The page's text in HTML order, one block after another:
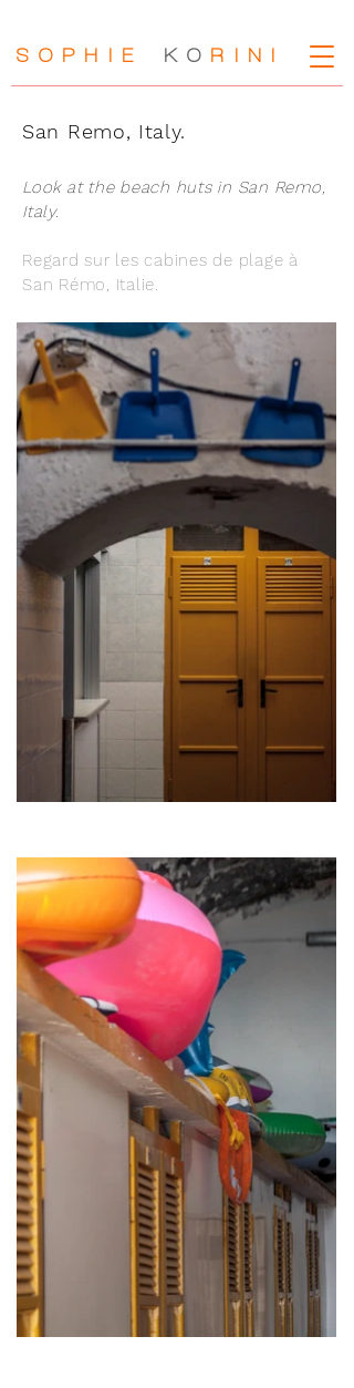
SOPHIE KO RIN I
San Remo, Italy.
Look at the beach huts in San Remo,
Italy.
Regard sur les cabines de plage à
San Rémo, Italie.